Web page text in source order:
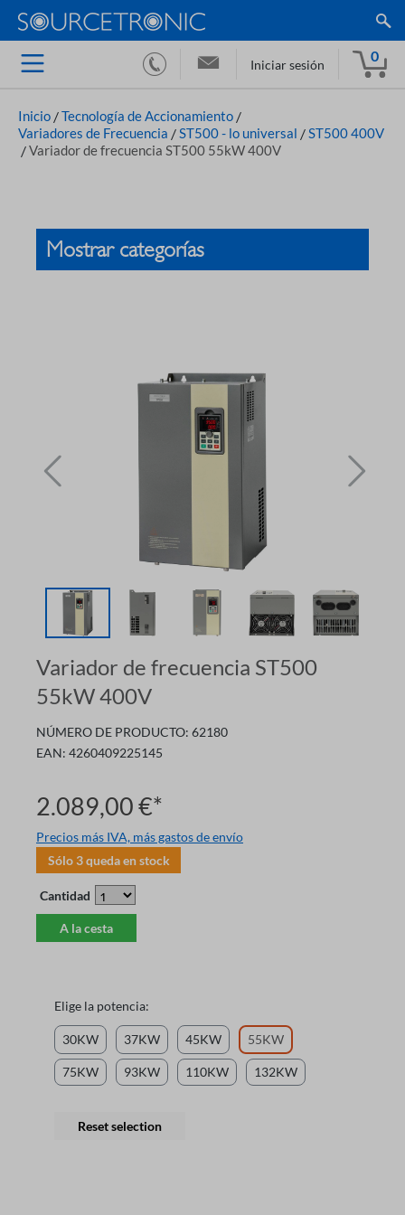
Iniciar sesión
0
Inicio /Tecnología de Accionamiento /
Variadores de Frecuencia /ST500 - lo universal /ST500 400V
/Variador de frecuencia ST500 55kW 400V
Mostrar categorías
Variador de frecuencia ST500
55kW 400V
NÚMERO DE PRODUCTO: 62180
EAN: 4260409225145
2.089,00 €*
Precios más IVA, más gastos de envío
Sólo3queda en stock
Cantidad
A la cesta
Elige la potencia:
30KW 37KW 45KW 55KW
75KW 93KW 110KW 132KW
Reset selection